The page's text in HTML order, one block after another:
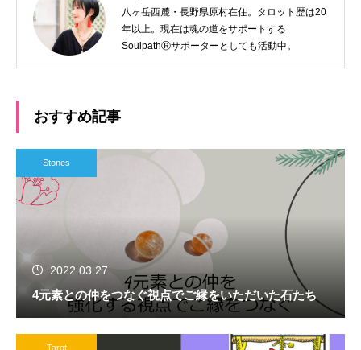
八ヶ岳西麓・長野県原村在住。タロット歴は20
年以上。現在は魂の道をサポートする
SoulpathⓇサポーターとしても活動中。
おすすめ記事
Stones
2022.03.27
4元素との仲をつなぐ視点でご縁をいただいた石たち
Tarot